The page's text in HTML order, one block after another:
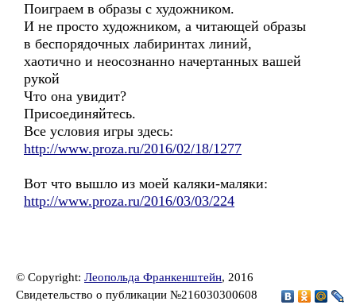
Поиграем в образы с художником.
И не просто художником, а читающей образы
в беспорядочных лабиринтах линий,
хаотично и неосознанно начертанных вашей
рукой
Что она увидит?
Присоединяйтесь.
Все условия игры здесь:
http://www.proza.ru/2016/02/18/1277
Вот что вышло из моей каляки-маляки:
http://www.proza.ru/2016/03/03/224
© Copyright: Леопольда Франкенштейн, 2016
Свидетельство о публикации №216030300608